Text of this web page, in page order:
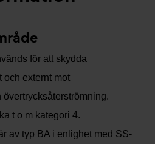
för att skydda
och externt mot
övertrycksåterströmning.
t o m kategori 4.
av typ BA i enlighet med SS-